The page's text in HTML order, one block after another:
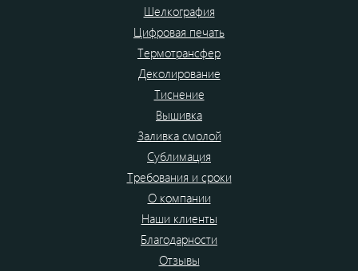
Шелкография
Цифровая печать
Термотрансфер
Деколирование
Тиснение
Вышивка
Заливка смолой
Сублимация
Требования и сроки
О компании
Наши клиенты
Благодарности
Отзывы